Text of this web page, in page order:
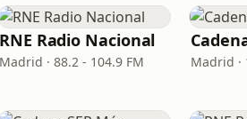
RNE Radio Nacional
Madrid · 88.2 - 104.9 FM Madrid ·